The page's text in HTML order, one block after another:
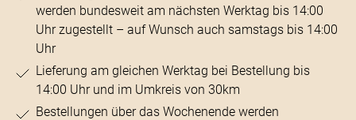
werden bundesweit am nächsten Werktag bis 14:00
Uhr zugestellt – auf Wunsch auch samstags bis 14:00
Uhr
Lieferung am gleichen Werktag bei Bestellung bis
14:00 Uhr und im Umkreis von 30km
Bestellungen über das Wochenende werden